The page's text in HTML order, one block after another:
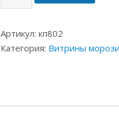
Артикул: кп802
Категория: Витрины